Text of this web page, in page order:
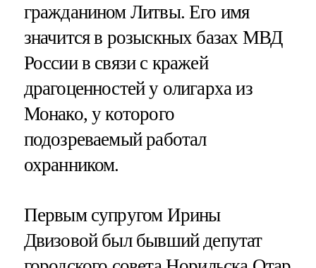
гражданином Литвы. Его имя
значится в розыскных базах МВД
России в связи с кражей
драгоценностей у олигарха из
Монако, у которого
подозреваемый работал
охранником.
Первым супругом Ирины
Двизовой был бывший депутат